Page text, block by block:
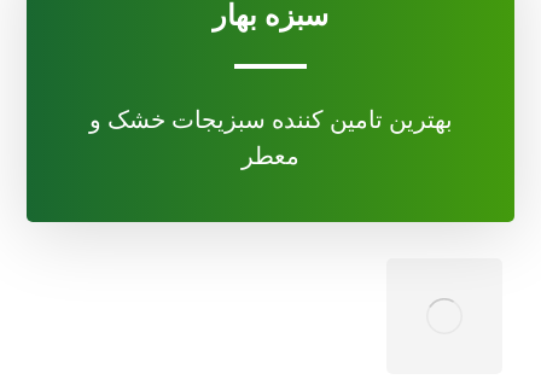
سبزه بهار
بهترین تامین کننده سبزیجات خشک و
معطر